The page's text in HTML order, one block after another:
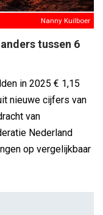
Nanny Kuilboer
tussen 6
in 2025 € 1,15
nieuwe cijfers van
van
Nederland
op vergelijkbaar